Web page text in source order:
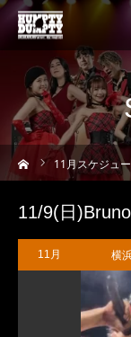
ム 11月スケジュ
11/9(日
11月 横